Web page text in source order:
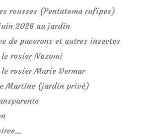
rousses (Pentatoma rufipes)
2026 au jardin
de pucerons et autres insectes
le rosier Nozomi
le rosier Marie Dermar
Martine (jardin privé)